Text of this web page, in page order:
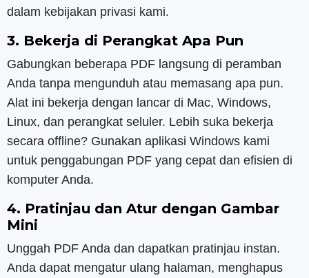
dalam kebijakan privasi kami.
3. Bekerja di Perangkat Apa Pun
Gabungkan beberapa PDF langsung di peramban
Anda tanpa mengunduh atau memasang apa pun.
Alat ini bekerja dengan lancar di Mac, Windows,
Linux, dan perangkat seluler. Lebih suka bekerja
secara offline? Gunakan aplikasi Windows kami
untuk penggabungan PDF yang cepat dan efisien di
komputer Anda.
4. Pratinjau dan Atur dengan Gambar
Mini
Unggah PDF Anda dan dapatkan pratinjau instan.
Anda dapat mengatur ulang halaman, menghapus